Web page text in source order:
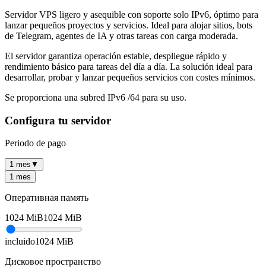
Servidor VPS ligero y asequible con soporte solo IPv6, óptimo para
lanzar pequeños proyectos y servicios. Ideal para alojar sitios, bots
de Telegram, agentes de IA y otras tareas con carga moderada.
El servidor garantiza operación estable, despliegue rápido y
rendimiento básico para tareas del día a día. La solución ideal para
desarrollar, probar y lanzar pequeños servicios con costes mínimos.
Se proporciona una subred IPv6 /64 para su uso.
Configura tu servidor
Periodo de pago
1 mes ▼
1 mes
Оперативная память
1024 MiB1024 MiB
incluido1024 MiB
Дисковое пространство